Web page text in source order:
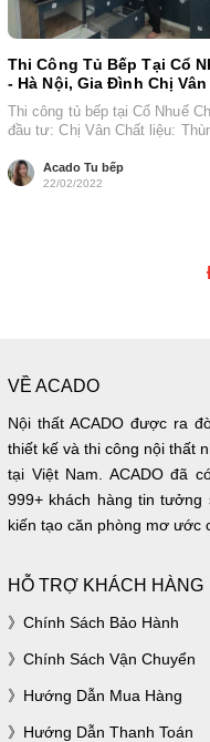
Thi Công Tủ Bếp Tại Cổ
- Hà Nội, Gia Đình Chị Vân
Thi công tủ bếp tại Cổ Nhuế
đầu tư: Chị Vân Chất liệu:
Acado Tu bếp
22/02/2022
VỀ ACADO
Nội thất ACADO được ra
thiết kế và thi công nội thất
tại Việt Nam. ACADO đã
999+ khách hàng tin tưởng
kiến tạo căn phòng mơ ước
HỖ TRỢ KHÁCH HÀNG
Chính Sách Bảo Hành
Chính Sách Vận Chuyển
Hướng Dẫn Mua Hàng
Hướng Dẫn Thanh Toán